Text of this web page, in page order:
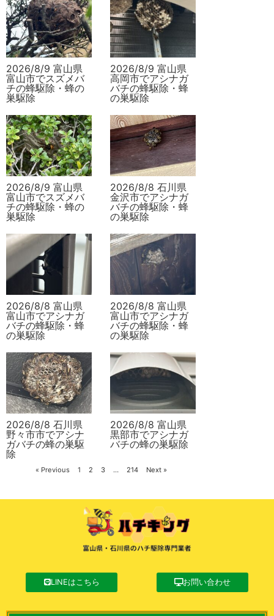
2026/8/9 富山県
富山市でスズメバ
チの蜂駆除・蜂の
巣駆除
2026/8/9 富山県
高岡市でアシナガ
バチの蜂駆除・蜂
の巣駆除
2026/8/9 富山県
富山市でスズメバ
チの蜂駆除・蜂の
巣駆除
2026/8/8 石川県
金沢市でアシナガ
バチの蜂駆除・蜂
の巣駆除
2026/8/8 富山県
富山市でアシナガ
バチの蜂駆除・蜂
の巣駆除
2026/8/8 富山県
富山市でアシナガ
バチの蜂駆除・蜂
の巣駆除
2026/8/8 石川県
野々市市でアシナ
ガバチの蜂の巣駆
除
2026/8/8 富山県
黒部市でアシナガ
バチの蜂の巣駆除
« Previous 1 2 3 … 214 Next »
LINEはこちら お問い合わせ